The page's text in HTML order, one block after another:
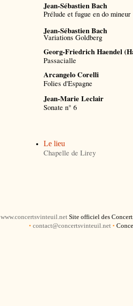
Jean-Sébastien Bach
Prélude et fugue en do mineur
Jean-Sébastien Bach
Variations Goldberg
Georg-Friedrich Haendel
Passacialle
Arcangelo Corelli
Folies d'Espagne
Jean-Marie Leclair
Sonate n° 6
Le lieu
Chapelle de Lirey
www.concertsvinteuil.net Site officiel des
• contact@concertsvinteuil.net •